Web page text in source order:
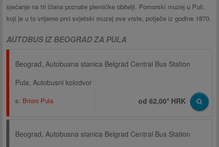
sjećanje na tri člana poznate plemićke obitelji. Pomorski muzej u Puli,
koji je u to vrijeme prvi svjetski muzej ove vrste, potječe iz godine 1870.
AUTOBUS IZ BEOGRAD ZA PULA
Beograd, Autobusna stanica Belgrad Central Bus Station
Pula, Autobusni kolodvor
s: Brioni Pula od 62,00* HRK
Beograd, Autobusna stanica Belgrad Central Bus Station